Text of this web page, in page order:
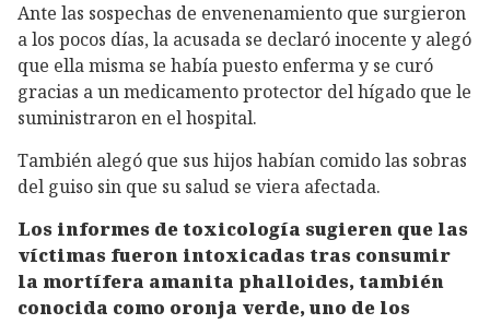
Ante las sospechas de envenenamiento que surgieron
a los pocos días, la acusada se declaró inocente y alegó
que ella misma se había puesto enferma y se curó
gracias a un medicamento protector del hígado que le
suministraron en el hospital.
También alegó que sus hijos habían comido las sobras
del guiso sin que su salud se viera afectada.
Los informes de toxicología sugieren que las
víctimas fueron intoxicadas tras consumir
la mortífera amanita phalloides, también
conocida como oronja verde, uno de los